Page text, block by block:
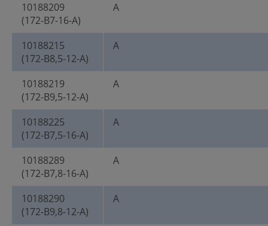
10188209
(172-B7-16-A)
A
10188215
(172-B8,5-12-A)
A
10188219
(172-B9,5-12-A)
A
10188225
(172-B7,5-16-A)
A
10188289
(172-B7,8-16-A)
A
10188290
(172-B9,8-12-A)
A